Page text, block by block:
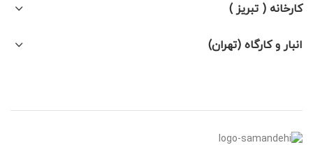
کارخانه ( تبریز )
انبار و کارگاه (تهران)